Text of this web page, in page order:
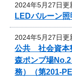
2024年5月27日更
LEDバルーン
2024年5月27日更
公共 社会資本
森ポンプ場
務）（第201-